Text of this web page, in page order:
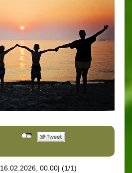
16.02.2026, 00.00| (1/1)